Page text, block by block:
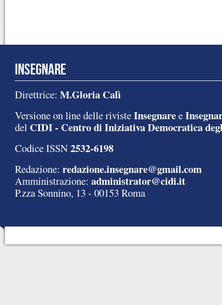
INSEGNARE
Direttrice: M.Gloria Calì
Versione on line delle rivisteInsegnaree
del CIDI - Centro di Iniziativa Democratica
Codice ISSN2532-6198
Redazione: redazione.insegnare@gmail.com
Amministrazione: administrator@cidi.it
P.zza Sonnino, 13 - 00153 Roma